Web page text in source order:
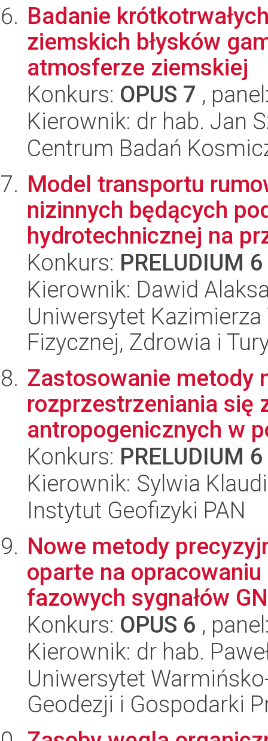
Badanie
ziemskich błysków
atmosferze ziemskiej
Konkurs: OPUS 7 ,
Kierownik: dr hab. Jan
Centrum Badań
Model transportu
nizinnych będących
hydrotechnicznej na
Konkurs: PRELUDIUM 6
Kierownik: Dawid
Uniwersytet Kazimierza
Fizycznej, Zdrowia i
Zastosowanie metody
rozprzestrzeniania się
antropogenicznych w
Konkurs: PRELUDIUM 6
Kierownik: Sylwia
Instytut Geofizyki PAN
Nowe metody
oparte na
fazowych sygnałów
Konkurs: OPUS 6 ,
Kierownik: dr hab.
Uniwersytet
Geodezji i Gospodarki